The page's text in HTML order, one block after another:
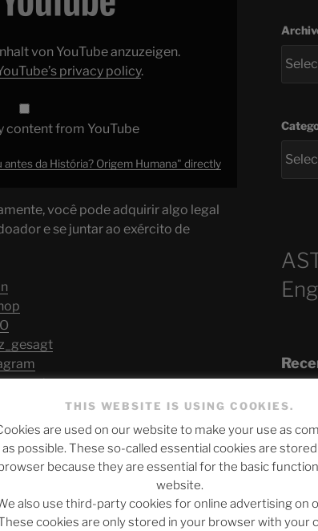
von YouTube anzuzeigen.
privacy policy.
content from YouTube
antes da História? Origem Humana" directly
você pode adquirir algo legal
e se juntar ao exército de
kurzgesagt
ASTROCOHORS CLUB's reviews
The
THIS WEBSITE IS USING COOKIES.
are used on our website to make your use as
as possible. These so-called essential cookies are
browser because they are essential for the basic
website.
also use third-party cookies for online advertising on
cookies are only stored in your browser with your